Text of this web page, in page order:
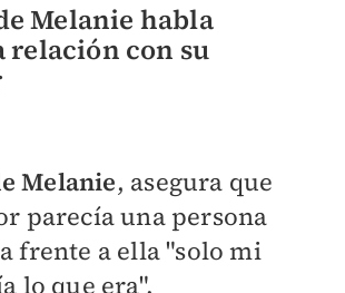
Melanie habla
relación con su
Melanie, asegura que
parecía una persona
frente a ella "solo mi
lo que era".